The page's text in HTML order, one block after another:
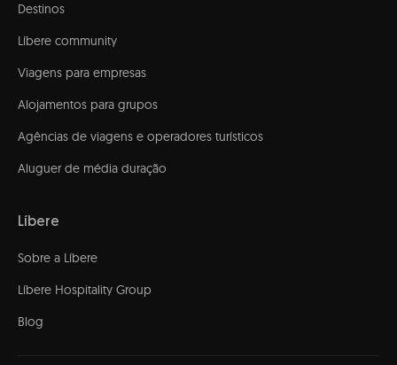
Destinos
Líbere community
Viagens para empresas
Alojamentos para grupos
Agências de viagens e operadores turísticos
Aluguer de média duração
Líbere
Sobre a Líbere
Líbere Hospitality Group
Blog